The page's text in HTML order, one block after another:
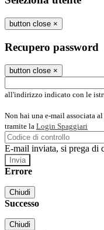
button close ×
Recupero password
button close ×
all'indirizzo indicato con le
Non hai una e-mail associata
tramite la Login Spaggiari
E-mail inviata, si prega di
Errore
Chiudi
Successo
Chiudi